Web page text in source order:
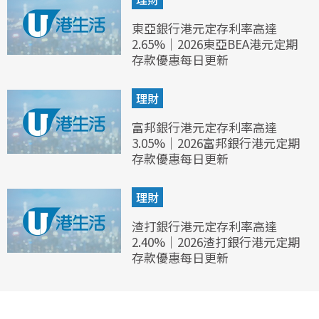
東亞銀行港元定存利率高達
2.65%｜2026東亞BEA港元定期
存款優惠每日更新
理財
富邦銀行港元定存利率高達
3.05%｜2026富邦銀行港元定期
存款優惠每日更新
理財
渣打銀行港元定存利率高達
2.40%｜2026渣打銀行港元定期
存款優惠每日更新